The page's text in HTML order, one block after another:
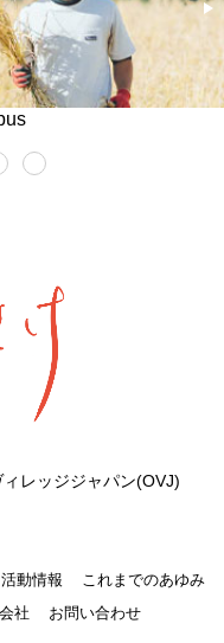
レッジジャパン(OVJ)
活動情報
これまでのあゆみ
社 お問い合わせ